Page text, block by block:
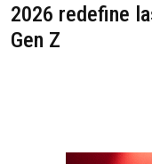
2026 redefine
Gen Z